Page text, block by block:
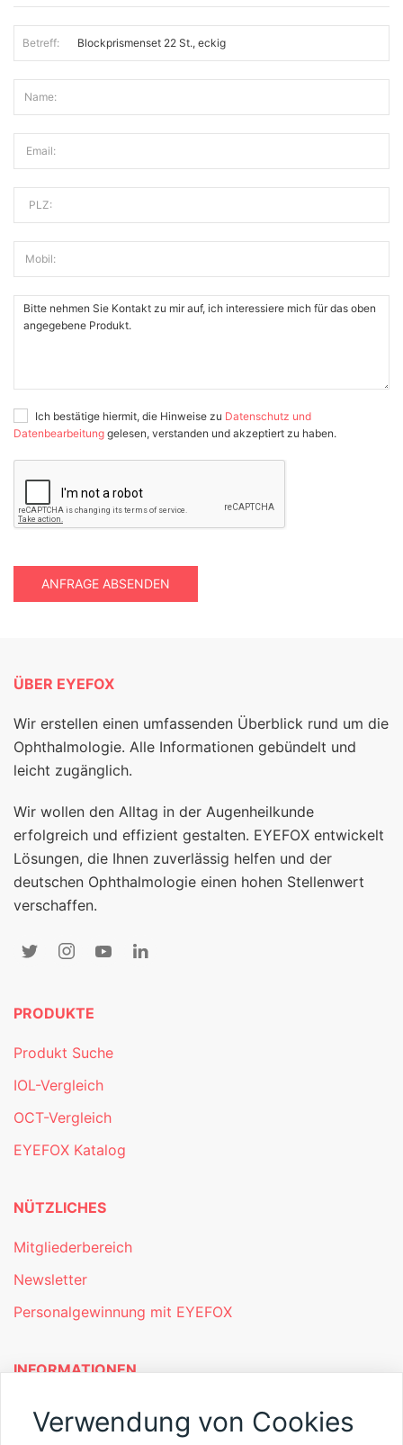
Betreff:
Name:
Email:
PLZ:
Mobil:
Ich bestätige hiermit, die Hinweise zu Datenschutz und
Datenbearbeitung gelesen, verstanden und akzeptiert zu haben.
ANFRAGE ABSENDEN
ÜBER EYEFOX
Wir erstellen einen umfassenden Überblick rund um die
Ophthalmologie. Alle Informationen gebündelt und
leicht zugänglich.
Wir wollen den Alltag in der Augenheilkunde
erfolgreich und effizient gestalten. EYEFOX entwickelt
Lösungen, die Ihnen zuverlässig helfen und der
deutschen Ophthalmologie einen hohen Stellenwert
verschaffen.
PRODUKTE
Produkt Suche
IOL-Vergleich
OCT-Vergleich
EYEFOX Katalog
NÜTZLICHES
Mitgliederbereich
Newsletter
Personalgewinnung mit EYEFOX
INFORMATIONEN
Was ist EYEFOX – Ihre Möglichkeiten
Verwendung von Cookies